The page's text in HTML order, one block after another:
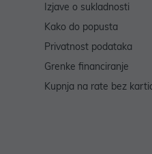
Izjave o sukladnosti
Kako do popusta
Privatnost podataka
Grenke financiranje
Kupnja na rate bez